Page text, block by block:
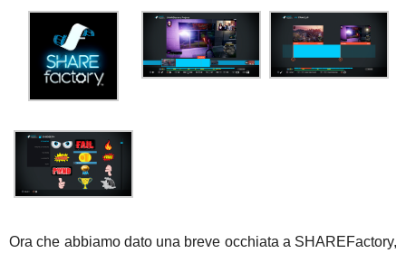
Ora che abbiamo dato una breve occhiata a SHAREFactory,